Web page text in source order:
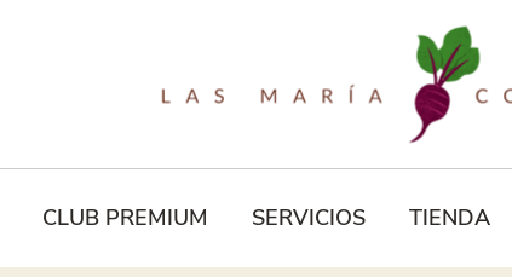
CLUB PREMIUM SERVICIOS TIENDA
Electrónico*